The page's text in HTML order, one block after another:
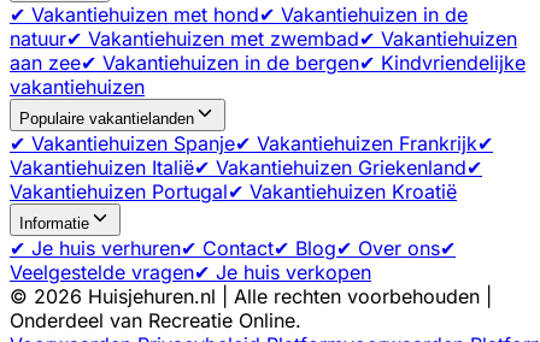
✔ Vakantiehuizen met hond✔ Vakantiehuizen in de
natuur✔ Vakantiehuizen met zwembad✔ Vakantiehuizen
aan zee✔ Vakantiehuizen in de bergen✔ Kindvriendelijke
vakantiehuizen
Populaire vakantielanden
✔ Vakantiehuizen Spanje✔ Vakantiehuizen Frankrijk✔
Vakantiehuizen Italië✔ Vakantiehuizen Griekenland✔
Vakantiehuizen Portugal✔ Vakantiehuizen Kroatië
Informatie
✔ Je huis verhuren✔ Contact✔ Blog✔ Over ons✔
Veelgestelde vragen✔ Je huis verkopen
© 2026 Huisjehuren.nl | Alle rechten voorbehouden |
Onderdeel van Recreatie Online.